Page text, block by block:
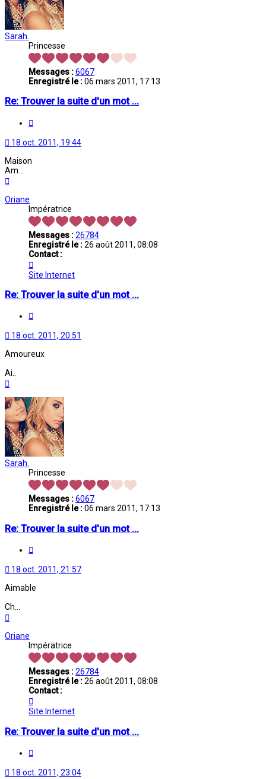
Sarah.
Princesse
Messages :6067
Enregistré le :06 mars 2011, 17:13
Re: Trouver la suite d'un mot ...
18 oct. 2011, 19:44
Maison
Am...
Oriane
Impératrice
Messages :26784
Enregistré le :26 août 2011, 08:08
Contact :
Oriane
Site Internet
Re: Trouver la suite d'un mot ...
18 oct. 2011, 20:51
Amoureux
Ai..
Sarah.
Princesse
Messages :6067
Enregistré le :06 mars 2011, 17:13
Re: Trouver la suite d'un mot ...
18 oct. 2011, 21:57
Aimable
Ch...
Oriane
Impératrice
Messages :26784
Enregistré le :26 août 2011, 08:08
Contact :
Oriane
Site Internet
Re: Trouver la suite d'un mot ...
18 oct. 2011, 23:04